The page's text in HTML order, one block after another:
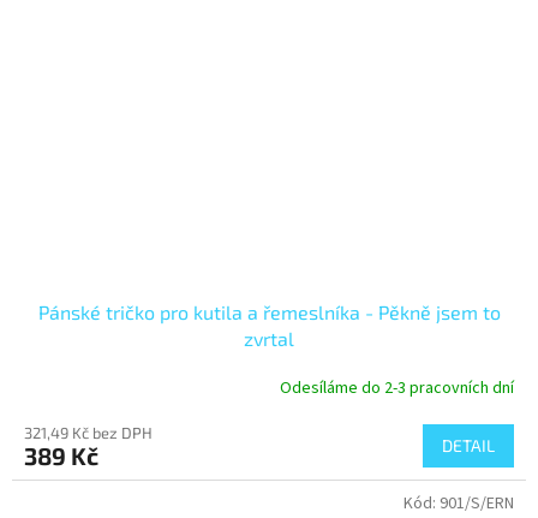
Pánské tričko pro kutila a řemeslníka - Pěkně jsem to
zvrtal
Odesíláme do 2-3 pracovních dní
321,49 Kč bez DPH
389 Kč DETAIL
Kód: 901/S/ERN